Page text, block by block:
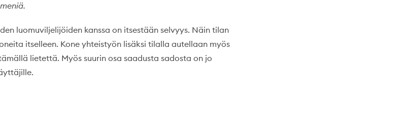
luomuviljelijöiden kanssa on itsestään selvyys. Näin tilan
itselleen. Kone yhteistyön lisäksi tilalla autellaan myös
lietettä. Myös suurin osa saadusta sadosta on jo